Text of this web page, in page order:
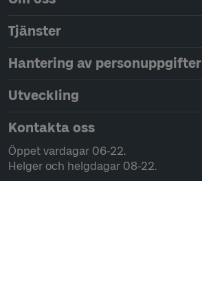
Tjänster
Hantering av personuppgifter
Utveckling
Kontakta oss
Öppet vardagar 06-22.
Helger och helgdagar 08-22.